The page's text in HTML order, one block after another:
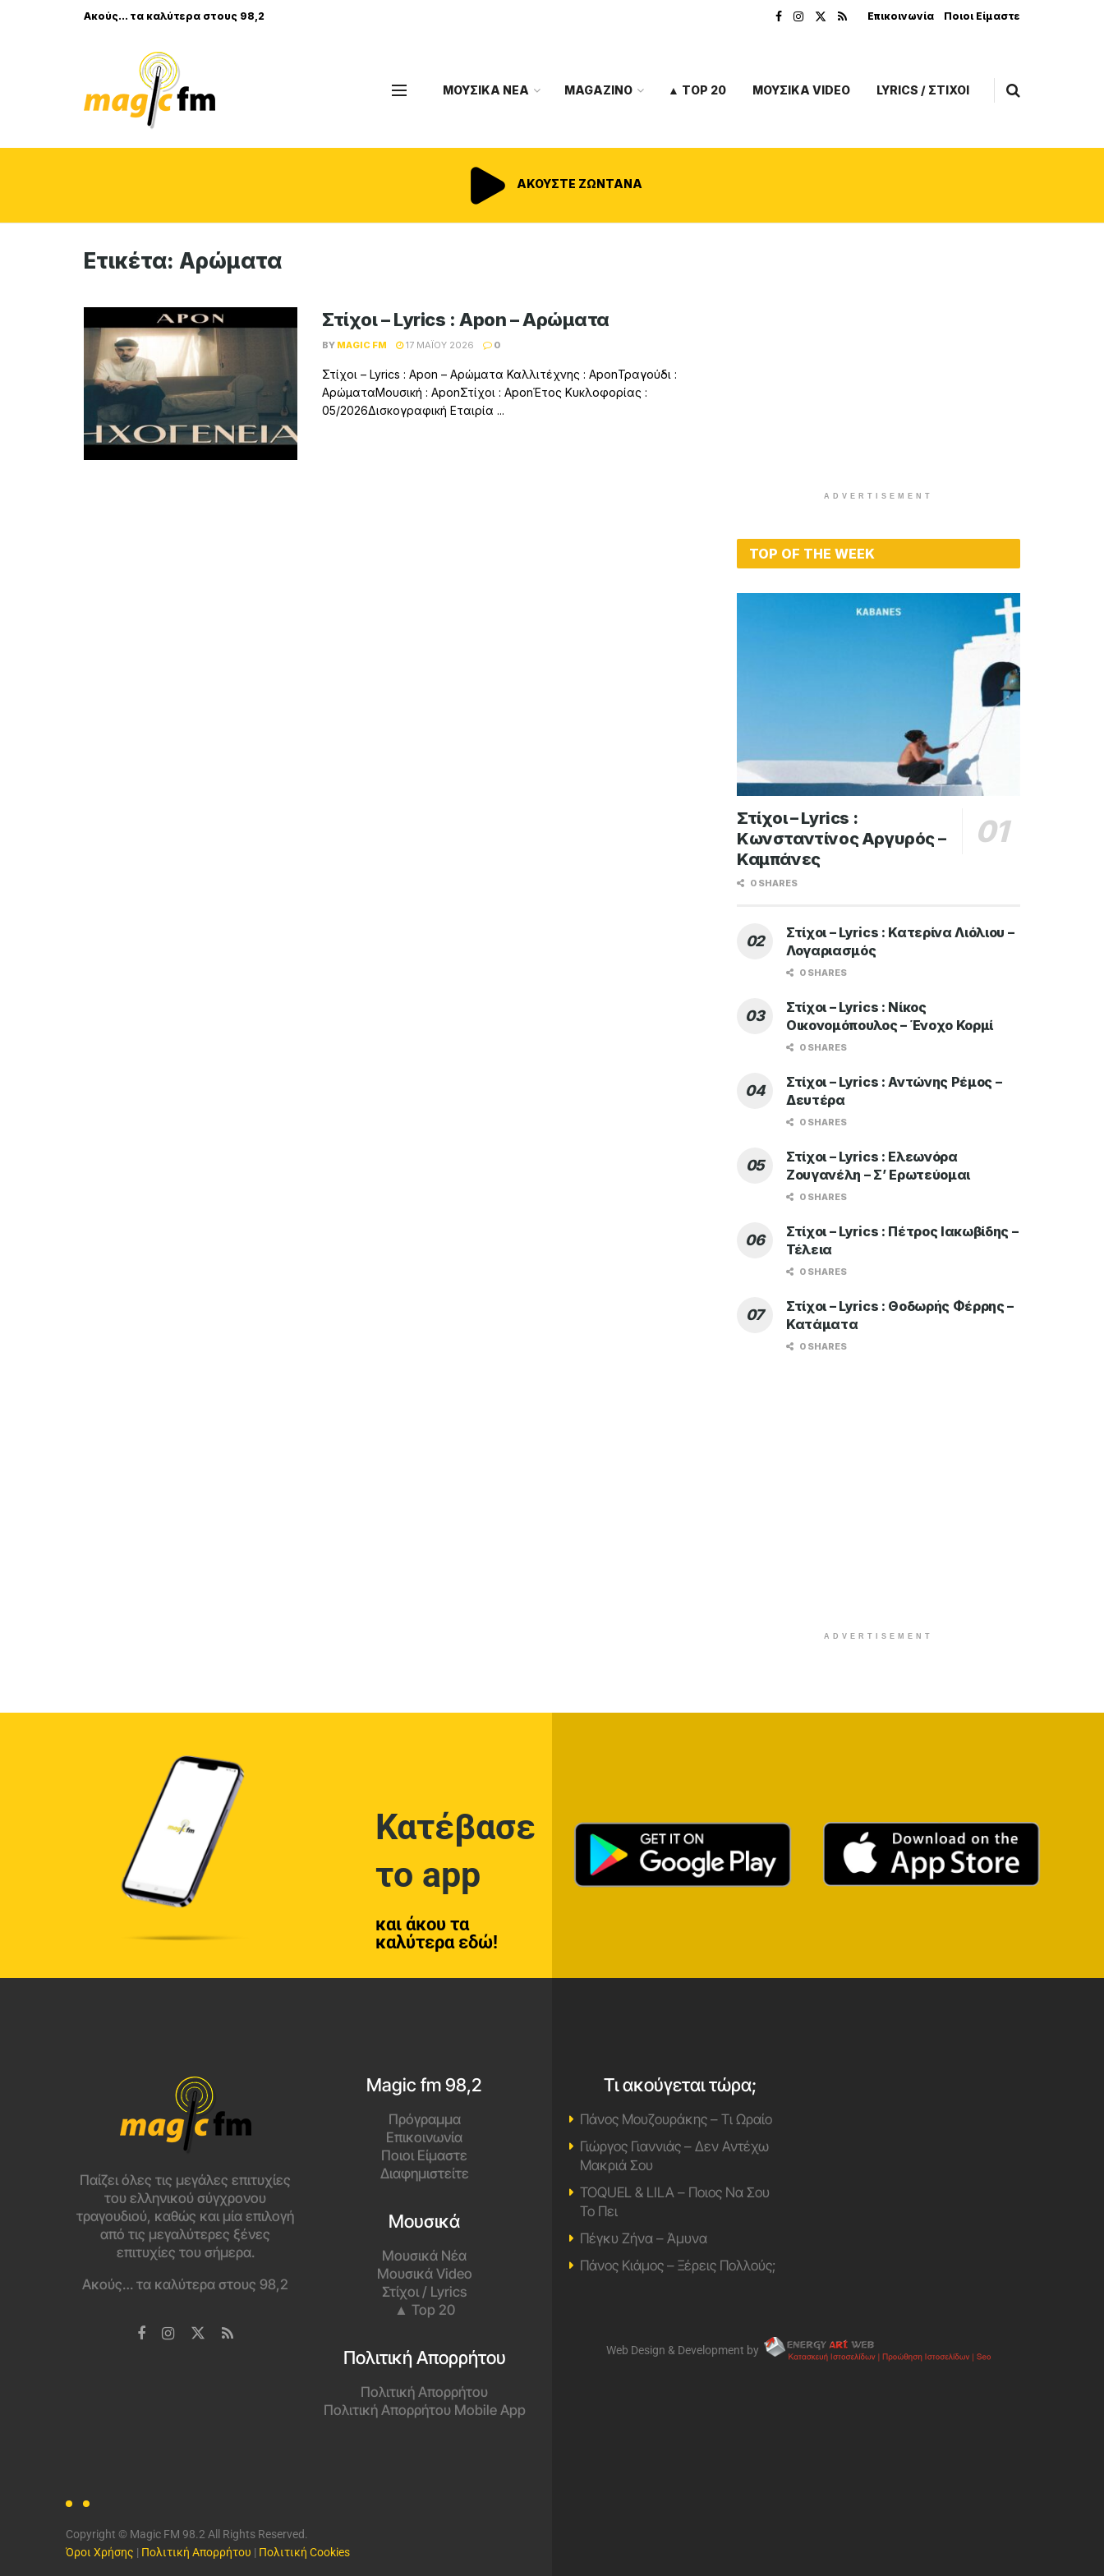
Ακούς... τα καλύτερα στους 98,2 Επικοινωνία Ποιοι Είμαστε
ΜΟΥΣΙΚΑ ΝΕΑ MAGAZINO ▲ TOP 20 ΜΟΥΣΙΚΑ VIDEO LYRICS / ΣΤΙΧΟΙ
ΑΚΟΥΣΤΕ ΖΩΝΤΑΝΑ
Ετικέτα: Αρώματα
Στίχοι – Lyrics : Apon – Αρώματα
BY MAGIC FM 17 ΜΑΪ́ΟΥ 2026 0
Στίχοι – Lyrics : Apon – Αρώματα Καλλιτέχνης : AponΤραγούδι :
ΑρώματαΜουσική : AponΣτίχοι : AponΈτος Κυκλοφορίας :
05/2026Δισκογραφική Εταιρία ...
ADVERTISEMENT
TOP OF THE WEEK
Στίχοι – Lyrics :
Κωνσταντίνος Αργυρός –
Καμπάνες
0 SHARES
Στίχοι – Lyrics : Κατερίνα Λιόλιου –
Λογαριασμός
0 SHARES
Στίχοι – Lyrics : Νίκος
Οικονομόπουλος – Ένοχο Κορμί
0 SHARES
Στίχοι – Lyrics : Αντώνης Ρέμος –
Δευτέρα
0 SHARES
Στίχοι – Lyrics : Ελεωνόρα
Ζουγανέλη – Σ’ Ερωτεύομαι
0 SHARES
Στίχοι – Lyrics : Πέτρος Ιακωβίδης –
Τέλεια
0 SHARES
Στίχοι – Lyrics : Θοδωρής Φέρρης –
Κατάματα
0 SHARES
ADVERTISEMENT
Κατέβασε
το app
και άκου τα
καλύτερα εδώ!
Παίζει όλες τις μεγάλες επιτυχίες
του ελληνικού σύγχρονου
τραγουδιού, καθώς και μία επιλογή
από τις μεγαλύτερες ξένες
επιτυχίες του σήμερα.
Ακούς… τα καλύτερα στους 98,2
Magic fm 98,2
Πρόγραμμα
Επικοινωνία
Ποιοι Είμαστε
Διαφημιστείτε
Μουσικά
Μουσικά Νέα
Μουσικά Video
Στίχοι / Lyrics
▲ Top 20
Πολιτική Απορρήτου
Πολιτική Απορρήτου
Πολιτική Απορρήτου Mobile App
Copyright © Magic FM 98.2 All Rights Reserved.
Όροι Χρήσης | Πολιτική Απορρήτου | Πολιτική Cookies
Τι ακούγεται τώρα;
Πάνος Μουζουράκης – Τι Ωραίο
Γιώργος Γιαννιάς – Δεν Αντέχω
Μακριά Σου
TOQUEL & LILA – Ποιος Να Σου
Το Πει
Πέγκυ Ζήνα – Άμυνα
Πάνος Κιάμος – Ξέρεις Πολλούς;
Web Design & Development by